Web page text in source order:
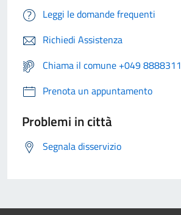
Leggi le domande frequenti
Richiedi Assistenza
Chiama il comune +049 8888311
Prenota un appuntamento
Problemi in città
Segnala disservizio